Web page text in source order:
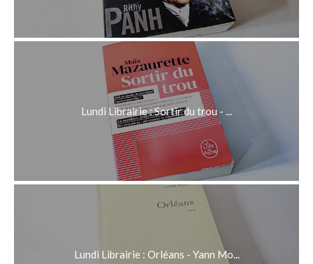
Lundi Librairie : Sortir du trou - ...
Lundi Librairie : Orléans - Yann Mo...